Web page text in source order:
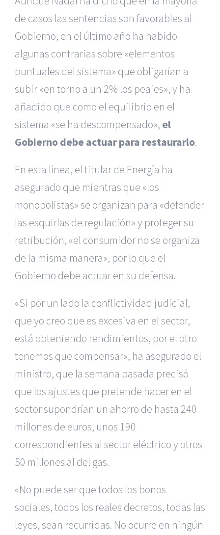
de casos las sentencias son favorables al
Gobierno, en el último año ha habido
algunas contrarias sobre «elementos
puntuales del sistema» que obligarían a
subir «en torno a un 2% los peajes», y ha
añadido que como el equilibrio en el
sistema «se ha descompensado», el
Gobierno debe actuar para restaurarlo.
En esta línea, el titular de Energía ha
asegurado que mientras que «los
monopolistas» se organizan para «defender
las esquirlas de regulación» y proteger su
retribución, «el consumidor no se organiza
de la misma manera», por lo que el
Gobierno debe actuar en su defensa.
«Si por un lado la conflictividad judicial,
que yo creo que es excesiva en el sector,
está obteniendo rendimientos, por el otro
tenemos que compensar», ha asegurado el
ministro, que la semana pasada precisó
que los ajustes que pretende hacer en el
sector supondrían un ahorro de hasta 240
millones de euros, unos 190
correspondientes al sector eléctrico y otros
50 millones al del gas.
«No puede ser que todos los bonos
sociales, todos los reales decretos, todas las
leyes, sean recurridas. No ocurre en ningún